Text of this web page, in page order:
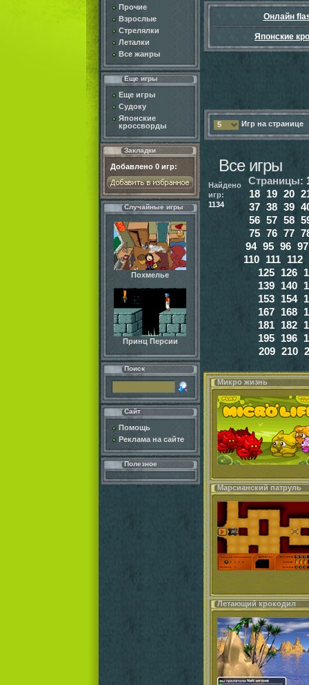
Прочие
Взрослые
Стрелялки
Леталки
Все жанры
Еще игры
Еще игры
Судоку
Японские
кроссворды
Закладки
Добавлено 0 игр:
Случайные игры
Похмелье
Принц Персии
Поиск
Сайт
Помощь
Реклама на сайте
Полезное
Онлайн
Японские
5 Игр на странице
Все игры
Найдено
игр:
1134
Страницы:
18 19 20
37 38 39
56 57 58
75 76 77
94 95 96 97
110 111 112
125 126
139 140
153 154
167 168
181 182
195 196
209 210
Микро жизнь
Марсианский патруль
Летающий крокодил